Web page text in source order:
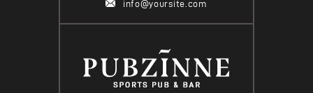
info@yoursite.com